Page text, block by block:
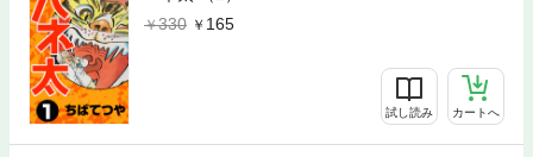
330
165
試し読み カートへ